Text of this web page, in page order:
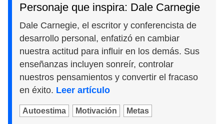
Personaje que inspira: Dale Carnegie
Dale Carnegie, el escritor y conferencista de
desarrollo personal, enfatizó en cambiar
nuestra actitud para influir en los demás. Sus
enseñanzas incluyen sonreír, controlar
nuestros pensamientos y convertir el fracaso
en éxito. Leer artículo
Autoestima Motivación Metas